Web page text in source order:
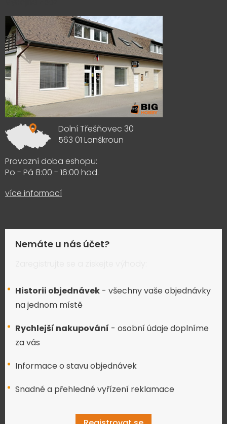
Dolní Třešňovec 30
563 01 Lanškroun
Provozní doba eshopu:
Po - Pá 8:00 - 16:00 hod.
více informací
Nemáte u nás účet?
Historii objednávek - všechny vaše objednávky
na jednom místě
Rychlejší nakupování - osobní údaje doplníme
za vás
Informace o stavu objednávek
Snadné a přehledné vyřízení reklamace